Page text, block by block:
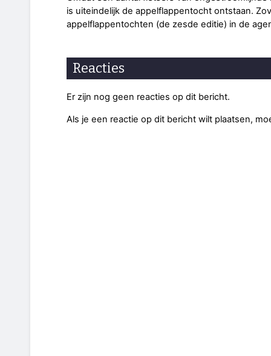
is uiteindelijk de appelflappentocht ontstaan.
appelflappentochten (de zesde editie) in de
Reacties
Er zijn nog geen reacties op dit bericht.
Als je een reactie op dit bericht wilt plaatsen,